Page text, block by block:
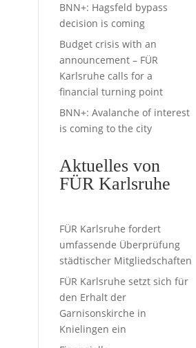
BNN+: Hagsfeld bypass
decision is coming
Budget crisis with an
announcement – FÜR
Karlsruhe calls for a
financial turning point
BNN+: Avalanche of interest
is coming to the city
Aktuelles von
FÜR Karlsruhe
FÜR Karlsruhe fordert
umfassende Überprüfung
städtischer Mitgliedschaften
FÜR Karlsruhe setzt sich für
den Erhalt der
Garnisonskirche in
Knielingen ein